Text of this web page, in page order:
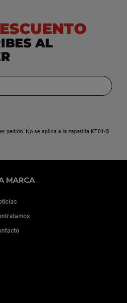
AL
pedido. No se aplica a la zapatilla KT01‑S.
MARCA